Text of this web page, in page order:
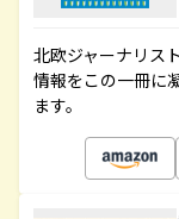
北欧ジャーナリス
情報をこの一冊に
ます。